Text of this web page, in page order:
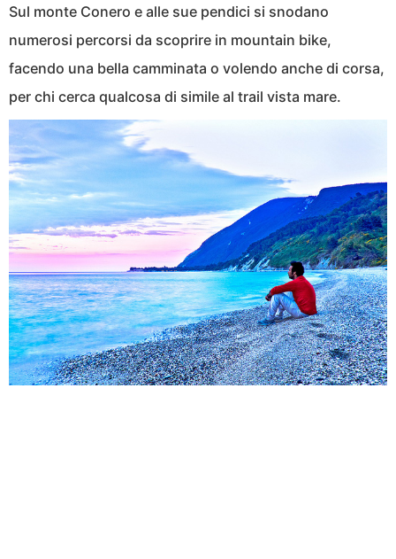
Sul monte Conero e alle sue pendici si snodano
numerosi percorsi da scoprire in mountain bike,
facendo una bella camminata o volendo anche di corsa,
per chi cerca qualcosa di simile al trail vista mare.